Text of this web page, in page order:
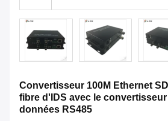
Convertisseur 100M Ethernet
fibre d'IDS avec le
données RS485